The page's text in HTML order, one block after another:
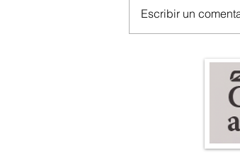
Escribir un